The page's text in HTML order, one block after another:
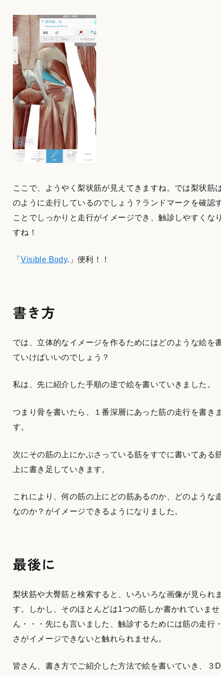
ここで、ようやく梨状筋が見えてきますね。では梨状筋
のように走行しているのでしょう？ランドマークを確認
ことでしっかりと走行がイメージでき、触診しやすくな
すね！
「Visible Body.」便利！！
書き方
では、立体的なイメージを作るためにはどのような絵を
ていけばいいのでしょう？
私は、先に紹介した手順の逆で絵を書いていきました。
つまり骨を書いたら、１番深層にあった筋の走行を書き
す。
次にその筋の上にかぶさっている筋をすでに書いてある
上に書き足していきます。
これにより、何の筋の上にどの筋あるのか、どのような
なのか？がイメージできるようになりました。
最後に
梨状筋や大臀筋と検索すると、いろいろな画像が見られ
す。しかし、そのほとんどは1つの筋しか書かれていませ
ん・・・先にも言いました、触診するためには筋の走行
さがイメージできないと触れられません。
皆さん、書き方でご紹介した方法で絵を書いていき、３